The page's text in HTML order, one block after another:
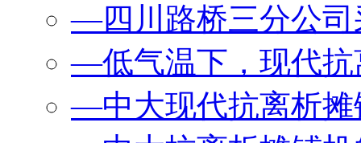
—四川路桥三分公司
—低气温下，现代抗
—中大现代抗离析摊